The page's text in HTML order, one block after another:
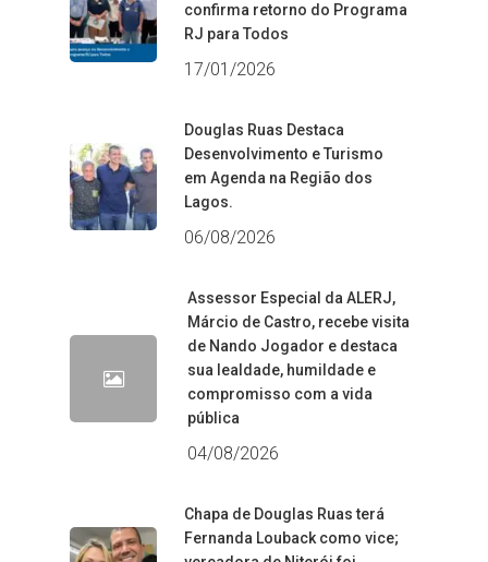
confirma retorno do Programa
RJ para Todos
17/01/2026
Douglas Ruas Destaca
Desenvolvimento e Turismo
em Agenda na Região dos
Lagos.
06/08/2026
Assessor Especial da ALERJ,
Márcio de Castro, recebe visita
de Nando Jogador e destaca
sua lealdade, humildade e
compromisso com a vida
pública
04/08/2026
Chapa de Douglas Ruas terá
Fernanda Louback como vice;